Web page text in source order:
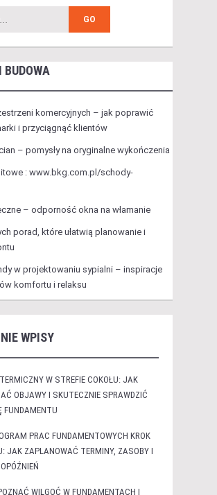
BUDOWA
komercyjnych – jak poprawić
i przyciągnąć klientów
– pomysły na oryginalne wykończenia
: www.bkg.com.pl/schody-
– odporność okna na włamanie
porad, które ułatwią planowanie i
w projektowaniu sypialni – inspiracje
komfortu i relaksu
WPISY
W STREFIE COKOŁU: JAK
OBJAWY I SKUTECZNIE SPRAWDZIĆ
FUNDAMENTU
PRAC FUNDAMENTOWYCH KROK
JAK ZAPLANOWAĆ TERMINY, ZASOBY I
WILGOĆ W FUNDAMENTACH I